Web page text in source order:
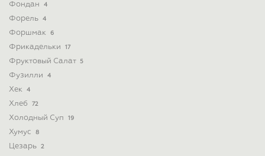
Фондан 4
Форель 4
Форшмак 6
Фрикадельки 17
Фруктовый Салат 5
Фузилли 4
Хек 4
Хлеб 72
Холодный Суп 19
Хумус 8
Цезарь 2